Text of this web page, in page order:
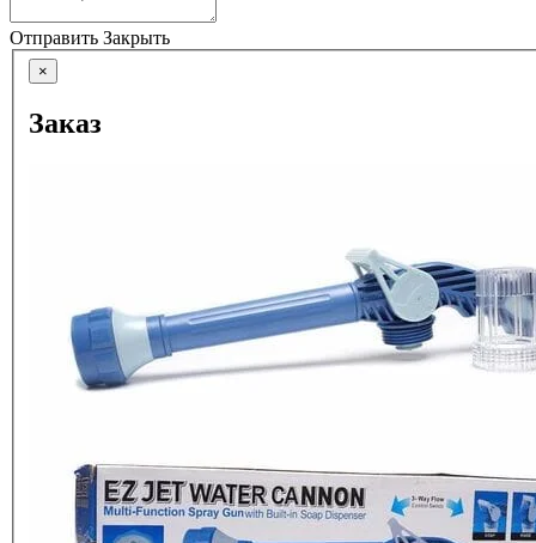
Отправить Закрыть
×
Заказ